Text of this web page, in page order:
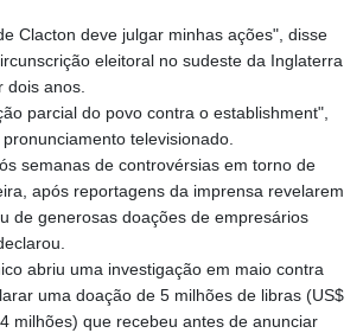
Clacton deve julgar minhas ações", disse
eleitoral no sudeste da Inglaterra
dois anos.
parcial do povo contra o establishment",
televisionado.
semanas de controvérsias em torno de
após reportagens da imprensa revelarem
de generosas doações de empresários
abriu uma investigação em maio contra
uma doação de 5 milhões de libras (US$
milhões) que recebeu antes de anunciar